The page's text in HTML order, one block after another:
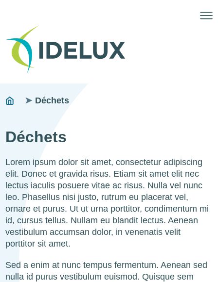
Fils
You
Déchets
Déchets
Lorem ipsum dolor sit amet, consectetur adipiscing
elit. Donec et gravida risus. Etiam sit amet elit nec
lectus iaculis posuere vitae ac risus. Nulla vel nunc
leo. Phasellus nisi justo, rutrum eu placerat vel,
ornare et purus. Ut ut urna porttitor, condimentum mi
id, cursus tellus. Nullam eu blandit lectus. Aenean
vestibulum accumsan dolor, in venenatis velit
porttitor sit amet.
Sed a enim at nunc tempus fermentum. Aenean sed
nulla id purus vestibulum euismod. Quisque sem